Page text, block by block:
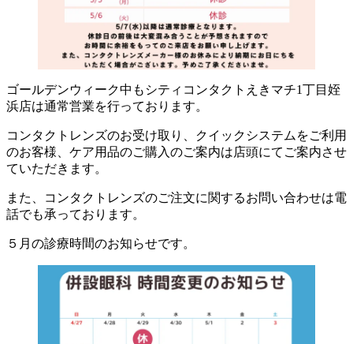
ゴールデンウィーク中もシティコンタクトえきマチ1丁目姪
浜店は通常営業を行っております。
コンタクトレンズのお受け取り、クイックシステムをご利用
のお客様、ケア用品のご購入のご案内は店頭にてご案内させ
ていただきます。
また、コンタクトレンズのご注文に関するお問い合わせは電
話でも承っております。
５月の診療時間のお知らせです。